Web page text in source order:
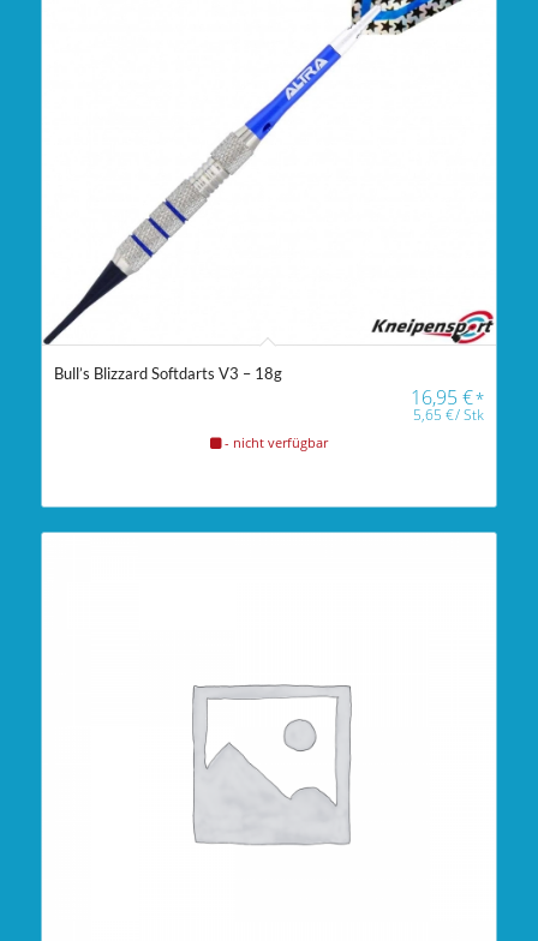
Bull’s Blizzard Softdarts V3 – 18g
16,95€*
5,65€/Stk
- nicht verfügbar